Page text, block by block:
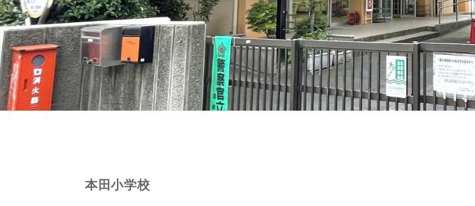
価格変更物件をさがす
設備からさがす
シンプル検索
茗荷谷営業所
赤坂見附営業所
本社へのアクセス
採用情報
CSR活動
ウィルのストーリー
家具事業
賃貸事業
広告代理・クリエイティブ事業
コンサルティング事業
本田小学校